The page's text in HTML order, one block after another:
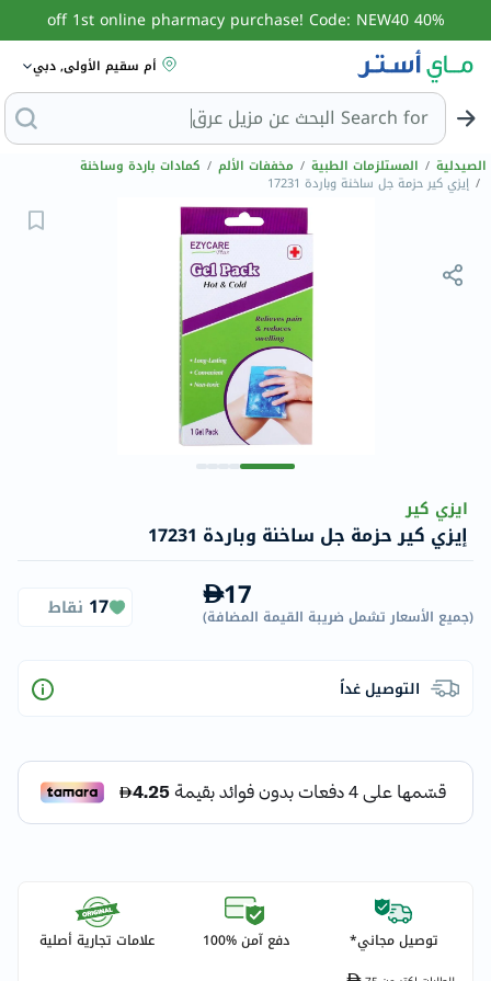
40% off 1st online pharmacy purchase! Code: NEW40
أم سقيم الأولى, دبي
Search for البحث
الصيدلية / المستلزمات الطبية / مخففات الألم / كمادات باردة وساخنة
/ إيزي كير حزمة جل ساخنة وباردة 17231
ايزي كير
إيزي كير حزمة جل ساخنة وباردة 17231
17 (جميع الأسعار تشمل ضريبة القيمة المضافة)
17 نقاط
التوصيل غداً
توصيل مجاني* دفع آمن %100 علامات تجارية أصلية